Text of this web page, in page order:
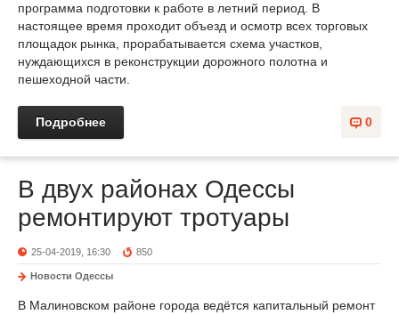
программа подготовки к работе в летний период. В
настоящее время проходит объезд и осмотр всех торговых
площадок рынка, прорабатывается схема участков,
нуждающихся в реконструкции дорожного полотна и
пешеходной части.
0
Подробнее
В двух районах Одессы
ремонтируют тротуары
25-04-2019, 16:30 850
Новости Одессы
В Малиновском районе города ведётся капитальный ремонт